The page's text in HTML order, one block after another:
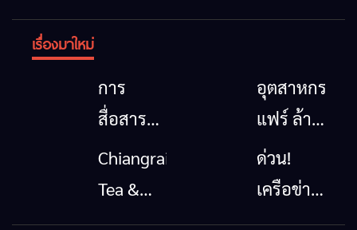
เรื่องมาใหม่
การ
สื่อสาร
โทรคมนาคม
กรณีภัย
อุตสาหกรรม
แฟร์ ล้าน
นาตะวัน
ออก
Chiangrai
Tea &
Coffee
ด่วน!
เครือข่าย
ลุ่มน้ำกก